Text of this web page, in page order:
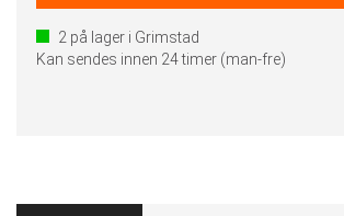
2 på lager i Grimstad
Kan sendes innen 24 timer (man-fre)